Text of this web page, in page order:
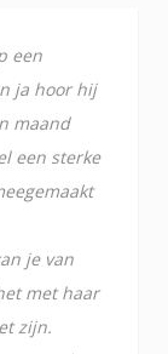
een
ja hoor hij
maand
een sterke
je van
met haar
zijn.